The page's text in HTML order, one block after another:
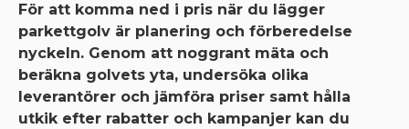
För att komma ned i pris när du lägger
parkettgolv är planering och förberedelse
nyckeln. Genom att noggrant mäta och
beräkna golvets yta, undersöka olika
leverantörer och jämföra priser samt hålla
utkik efter rabatter och kampanjer kan du